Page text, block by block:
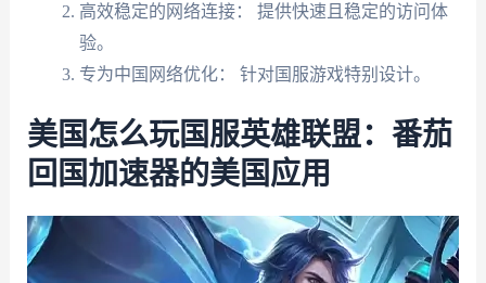
高效稳定的网络连接： 提供快速且稳定的访问体
验。
专为中国网络优化： 针对国服游戏特别设计。
美国怎么玩国服英雄联盟：番茄
回国加速器的美国应用